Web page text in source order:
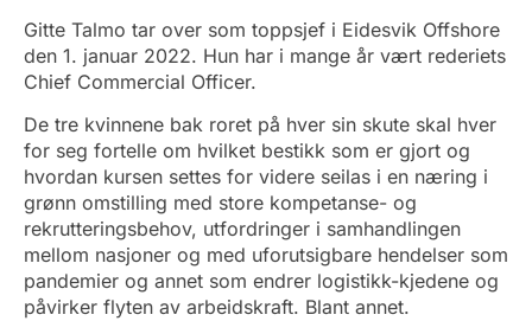
Gitte Talmo tar over som toppsjef i Eidesvik Offshore
den 1. januar 2022. Hun har i mange år vært rederiets
Chief Commercial Officer.
De tre kvinnene bak roret på hver sin skute skal hver
for seg fortelle om hvilket bestikk som er gjort og
hvordan kursen settes for videre seilas i en næring i
grønn omstilling med store kompetanse- og
rekrutteringsbehov, utfordringer i samhandlingen
mellom nasjoner og med uforutsigbare hendelser som
pandemier og annet som endrer logistikk-kjedene og
påvirker flyten av arbeidskraft. Blant annet.